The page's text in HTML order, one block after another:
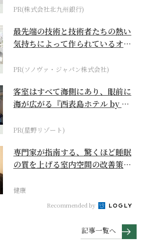
PR(株式会社北九州銀行)
最先端の技術と技術者たちの熱い
気持ちによって作られているオー
PR(ソノヴァ・ジャパン株式会社)
客室はすべて海側にあり、眼前に
海が広がる『西表島ホテル by 星
PR(星野リゾート)
専門家が指南する、驚くほど睡眠
の質を上げる室内空間の改善策と
健康
Recommended by
記事一覧へ